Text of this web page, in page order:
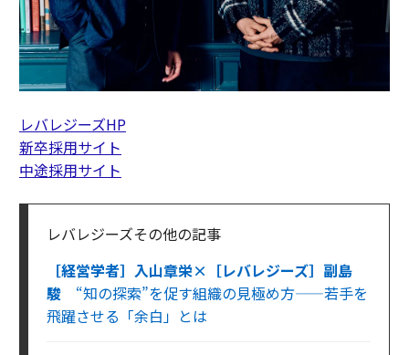
レバレジーズHP
新卒採用サイト
中途採用サイト
レバレジーズその他の記事
［経営学者］入山章栄×［レバレジーズ］副島
駿 “知の探索”を促す組織の見極め方——若手を
飛躍させる「余白」とは